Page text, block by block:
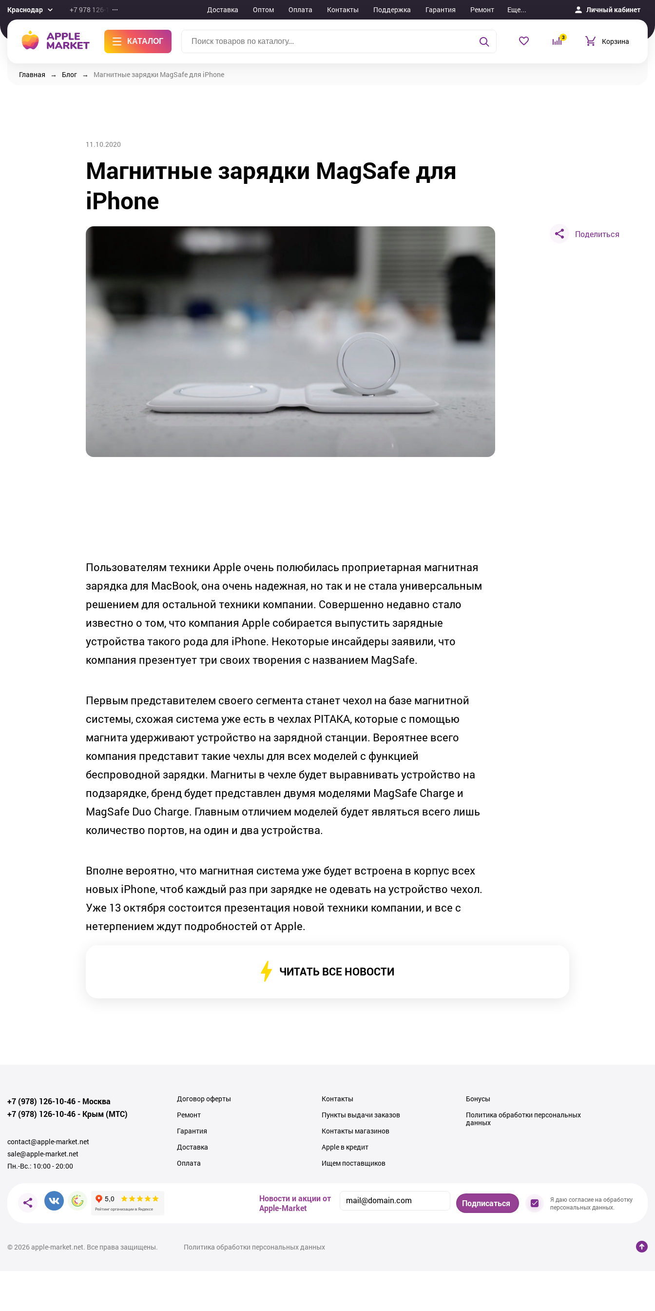
Краснодар +7 978 126-10-46 Доставка Оптом Оплата Контакты Поддержка Гарантия Ремонт Еще... Личный кабинет
КАТАЛОГ 3 Корзина
Главная Блог Магнитные зарядки MagSafe для iPhone
11.10.2020
Магнитные зарядки MagSafe для
iPhone
Пользователям техники Apple очень полюбилась проприетарная магнитная
зарядка для MacBook, она очень надежная, но так и не стала универсальным
решением для остальной техники компании. Совершенно недавно стало
известно о том, что компания Apple собирается выпустить зарядные
устройства такого рода для iPhone. Некоторые инсайдеры заявили, что
компания презентует три своих творения с названием MagSafe.
Первым представителем своего сегмента станет чехол на базе магнитной
системы, схожая система уже есть в чехлах PITAKA, которые с помощью
магнита удерживают устройство на зарядной станции. Вероятнее всего
компания представит такие чехлы для всех моделей с функцией
беспроводной зарядки. Магниты в чехле будет выравнивать устройство на
подзарядке, бренд будет представлен двумя моделями MagSafe Charge и
MagSafe Duo Charge. Главным отличием моделей будет являться всего лишь
количество портов, на один и два устройства.
Вполне вероятно, что магнитная система уже будет встроена в корпус всех
новых iPhone, чтоб каждый раз при зарядке не одевать на устройство чехол.
Уже 13 октября состоится презентация новой техники компании, и все с
нетерпением ждут подробностей отApple.
Поделиться
ЧИТАТЬ ВСЕ НОВОСТИ
+7 (978) 126-10-46- Москва
+7 (978) 126-10-46- Крым (МТС)
contact@apple-market.net
sale@apple-market.net
Пн.-Вс.: 10:00 - 20:00
Договор оферты
Ремонт
Гарантия
Доставка
Оплата
Контакты
Пункты выдачи заказов
Контакты магазинов
Apple в кредит
Ищем поставщиков
Бонусы
Политика обработки персональных
данных
Новости и акции от
Apple-Market
Подписаться
Я даю согласие на обработку
персональных данных.
© 2026apple-market.net. Все права защищены. Политика обработки персональных данных